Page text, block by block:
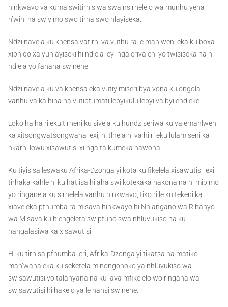
hinkwavo va kuma switirhisiwa swa nsirhelelo wa munhu yena
n’wini na swiyimo swo tirha swo hlayiseka.
Ndzi navela ku khensa vatirhi va vuthu ra le mahlweni eka ku boxa
xiphiqo xa vuhlayiseki hi ndlela leyi nga erivaleni yo twisiseka na hi
ndlela yo fanana swinene.
Ndzi navela ku va khensa eka vutiyimiseri bya vona ku ongola
vanhu va ka hina na vutipfumati lebyikulu lebyi va byi endleke.
Loko ha ha ri eku tirheni ku sivela ku hundziseriwa ku ya emahlweni
ka xitsongwatsongwana lexi, hi tlhela hi va hi ri eku lulamiseni ka
nkarhi lowu xisawutisi xi nga ta kumeka hawona.
Ku tiyisisa leswaku Afrika-Dzonga yi kota ku fikelela xisawutisi lexi
tirhaka kahle hi ku hatlisa hilaha swi kotekaka hakona na hi mipimo
yo ringanela ku sirhelela vanhu hinkwavo, tiko ri le ku tekeni ka
xiave eka pfhumba ra misava hinkwayo hi Nhlangano wa Rihanyo
wa Misava ku hlengeleta swipfuno swa nhluvukiso na ku
hangalasiwa ka xisawutisi.
Hi ku tirhisa pfhumba leri, Afrika-Dzonga yi tikatsa na matiko
man’wana eka ku seketela minongonoko ya nhluvukiso wa
swisawutisi yo talanyana na ku lava mfikelelo wo ringana wa
swisawutisi hi hakelo ya le hansi swinene.